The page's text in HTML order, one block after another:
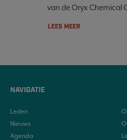
van de Oryx Chemical
LEES MEER
NAVIGATIE
Leden
Nieuws
Agenda